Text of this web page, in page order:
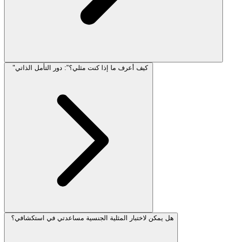
"كيف أعرف ما إذا كنت مثلي؟": دور التأمل الذاتي
هل يمكن لاختبار المثلية الجنسية مساعدتي في استكشافي؟